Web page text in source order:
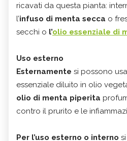
ricavati da questa pianta:
l’infuso di menta secca o
secchi o l’olio essenziale di
Uso esterno
Esternamente si possono
essenziale diluito in olio
olio di menta piperita
contro il prurito e le
Per l’uso esterno o interno